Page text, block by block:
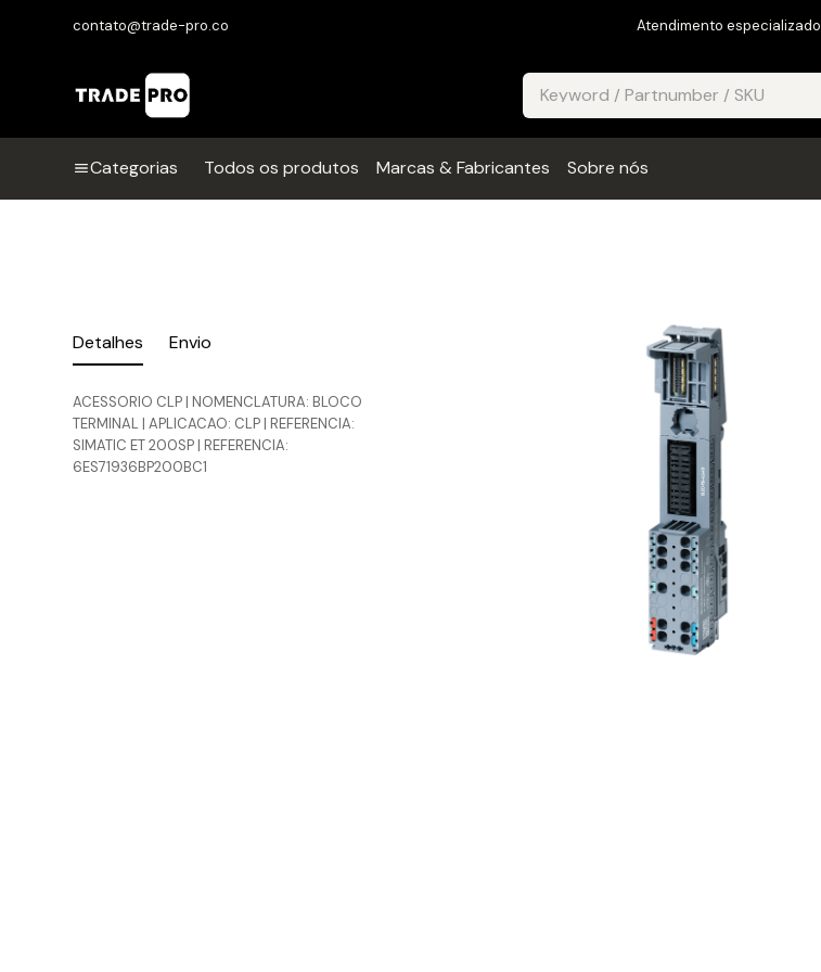
contato@trade-pro.co Atendimento especializado
Categorias Todos os produtos Marcas & Fabricantes Sobre nós
Detalhes Envio
ACESSORIO CLP | NOMENCLATURA: BLOCO
TERMINAL | APLICACAO: CLP | REFERENCIA:
SIMATIC ET 200SP | REFERENCIA:
6ES71936BP200BC1